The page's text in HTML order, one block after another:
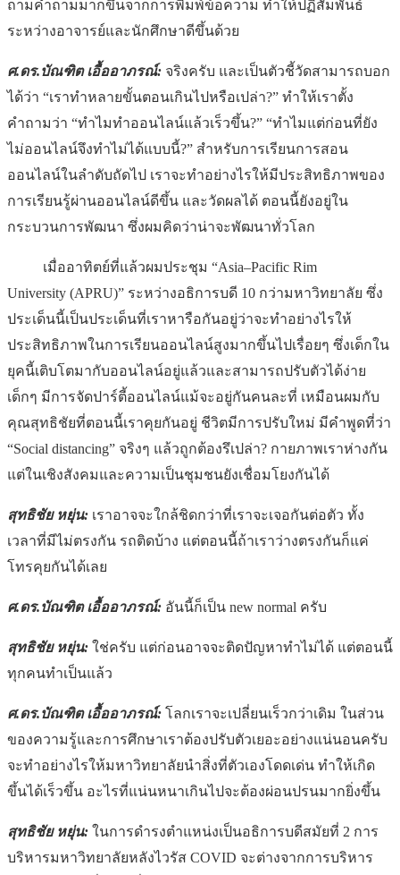
ถามคำถามมากขึ้นจากการพิมพ์ข้อความ ทำให้ปฏิสัมพันธ์
ระหว่างอาจารย์และนักศึกษาดีขึ้นด้วย
ศ.ดร.บัณฑิต เอื้ออาภรณ์: จริงครับ และเป็นตัวชี้วัดสามารถบอก
ได้ว่า “เราทำหลายขั้นตอนเกินไปหรือเปล่า?” ทำให้เราตั้ง
คำถามว่า “ทำไมทำออนไลน์แล้วเร็วขึ้น?” “ทำไมแต่ก่อนที่ยัง
ไม่ออนไลน์จึงทำไม่ได้แบบนี้?” สำหรับการเรียนการสอน
ออนไลน์ในลำดับถัดไป เราจะทำอย่างไรให้มีประสิทธิภาพของ
การเรียนรู้ผ่านออนไลน์ดีขึ้น และวัดผลได้ ตอนนี้ยังอยู่ใน
กระบวนการพัฒนา ซึ่งผมคิดว่าน่าจะพัฒนาทั่วโลก
เมื่ออาทิตย์ที่แล้วผมประชุม “Asia–Pacific Rim
University (APRU)” ระหว่างอธิการบดี 10 กว่ามหาวิทยาลัย ซึ่ง
ประเด็นนี้เป็นประเด็นที่เราหารือกันอยู่ว่าจะทำอย่างไรให้
ประสิทธิภาพในการเรียนออนไลน์สูงมากขึ้นไปเรื่อยๆ ซึ่งเด็กใน
ยุคนี้เติบโตมากับออนไลน์อยู่แล้วและสามารถปรับตัวได้ง่าย
เด็กๆ มีการจัดปาร์ตี้ออนไลน์แม้จะอยู่กันคนละที่ เหมือนผมกับ
คุณสุทธิชัยที่ตอนนี้เราคุยกันอยู่ ชีวิตมีการปรับใหม่ มีคำพูดที่ว่า
“Social distancing” จริงๆ แล้วถูกต้องรึเปล่า? กายภาพเราห่างกัน
แต่ในเชิงสังคมและความเป็นชุมชนยังเชื่อมโยงกันได้
สุทธิชัย หยุ่น: เราอาจจะใกล้ชิดกว่าที่เราจะเจอกันต่อตัว ทั้ง
เวลาที่มีไม่ตรงกัน รถติดบ้าง แต่ตอนนี้ถ้าเราว่างตรงกันก็แค่
โทรคุยกันได้เลย
ศ.ดร.บัณฑิต เอื้ออาภรณ์: อันนี้ก็เป็น new normal ครับ
สุทธิชัย หยุ่น: ใช่ครับ แต่ก่อนอาจจะติดปัญหาทำไม่ได้ แต่ตอนนี้
ทุกคนทำเป็นแล้ว
ศ.ดร.บัณฑิต เอื้ออาภรณ์: โลกเราจะเปลี่ยนเร็วกว่าเดิม ในส่วน
ของความรู้และการศึกษาเราต้องปรับตัวเยอะอย่างแน่นอนครับ
จะทำอย่างไรให้มหาวิทยาลัยนำสิ่งที่ตัวเองโดดเด่น ทำให้เกิด
ขึ้นได้เร็วขึ้น อะไรที่แน่นหนาเกินไปจะต้องผ่อนปรนมากยิ่งขึ้น
สุทธิชัย หยุ่น: ในการดำรงตำแหน่งเป็นอธิการบดีสมัยที่ 2 การ
บริหารมหาวิทยาลัยหลังไวรัส COVID จะต่างจากการบริหาร